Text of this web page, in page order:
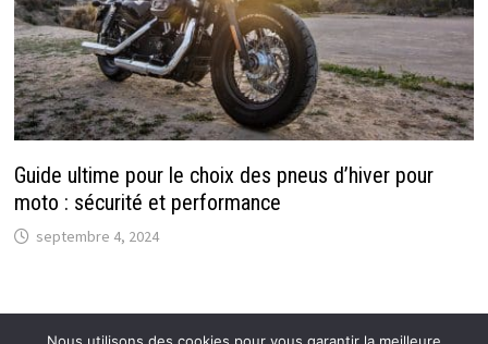
Guide ultime pour le choix des pneus d’hiver pour
moto : sécurité et performance
septembre 4, 2024